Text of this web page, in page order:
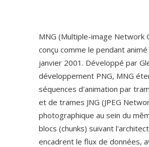
MNG (Multiple-image Network
conçu comme le pendant animé
janvier 2001. Développé par
développement PNG, MNG
séquences d'animation par
et de trames JNG (JPEG
photographique au sein du
blocs (chunks) suivant
encadrent le flux de données,